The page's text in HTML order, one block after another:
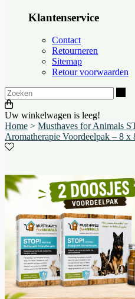
Klantenservice
Contact
Retourneren
Sitemap
Retour voorwaarden
Uw winkelwagen is leeg!
Home > Musthaves for Animals
Aromatherapie Voordeelpak – 8 x